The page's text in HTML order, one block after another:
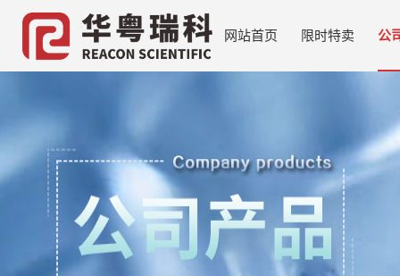
网站首页 限时特卖 公